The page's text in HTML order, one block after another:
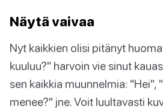
Näytä vaivaa
Nyt kaikkien olisi pitänyt
kuuluu?" harvoin vie sinut
sen kaikkia muunnelmia: "Hei",
menee?" jne. Voit luultavasti